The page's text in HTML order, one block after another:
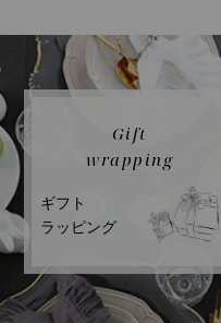
Gift
wrapping
ギフト
ラッピング